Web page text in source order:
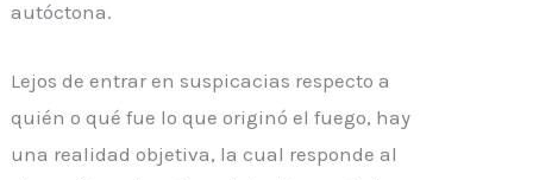
autóctona.
Lejos de entrar en suspicacias respecto a
quién o qué fue lo que originó el fuego, hay
una realidad objetiva, la cual responde al